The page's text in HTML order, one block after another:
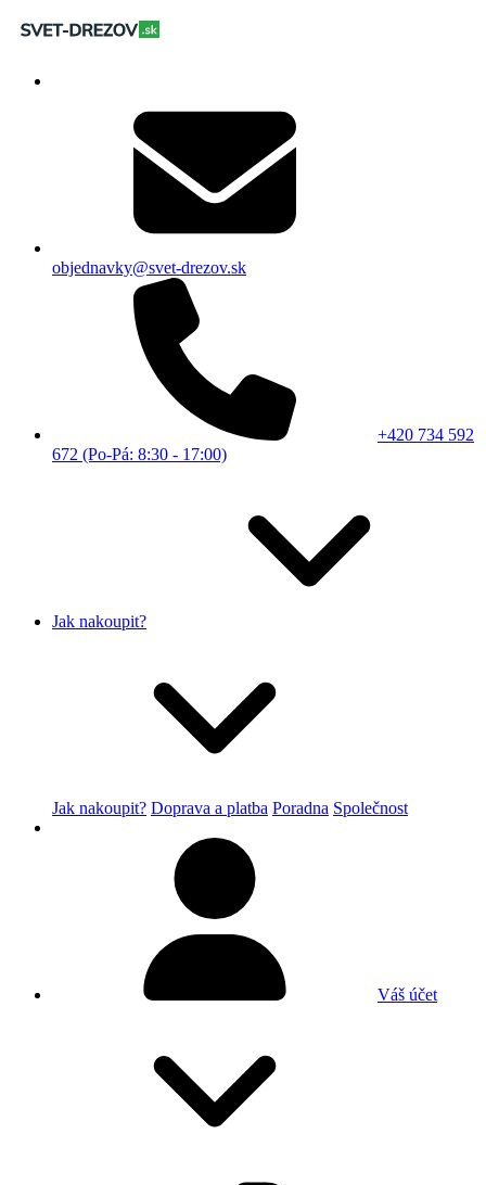
objednavky@svet-drezov.sk
+420 734 592
672 (Po-Pá: 8:30 - 17:00)
Jak nakoupit?
Jak nakoupit? Doprava a platba Poradna Společnost
Váš účet